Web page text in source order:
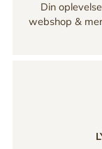
Din
webshop &